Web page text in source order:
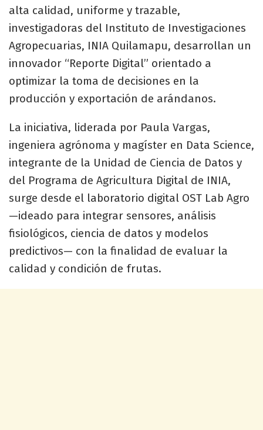
alta calidad, uniforme y trazable,
investigadoras del Instituto de Investigaciones
Agropecuarias, INIA Quilamapu, desarrollan un
innovador “Reporte Digital” orientado a
optimizar la toma de decisiones en la
producción y exportación de arándanos.
La iniciativa, liderada por Paula Vargas,
ingeniera agrónoma y magíster en Data Science,
integrante de la Unidad de Ciencia de Datos y
del Programa de Agricultura Digital de INIA,
surge desde el laboratorio digital OST Lab Agro
—ideado para integrar sensores, análisis
fisiológicos, ciencia de datos y modelos
predictivos— con la finalidad de evaluar la
calidad y condición de frutas.